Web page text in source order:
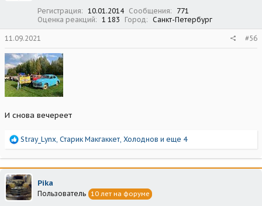
Регистрация 10.01.2014 Сообщения
771
Оценка реакций
1 183 Город Санкт-Петербург
11.09.2021 #56
И снова вечереет
Р
а
к
ц
и
и
Stray_Lynx, Старик Макгаккет, Холоднов и еще 4
Pika
Пользователь 10 лет на форуме